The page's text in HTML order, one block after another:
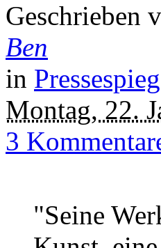
Geschrieben
Ben
in
Montag, 22.
3
"Seine